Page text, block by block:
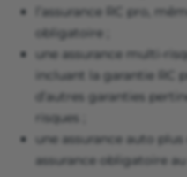
l’assurance RC pro,
obligatoire ;
une assurance multi-
incluant la garantie RC
d’autres garanties
risques ;
une assurance auto
assurance obligatoire au